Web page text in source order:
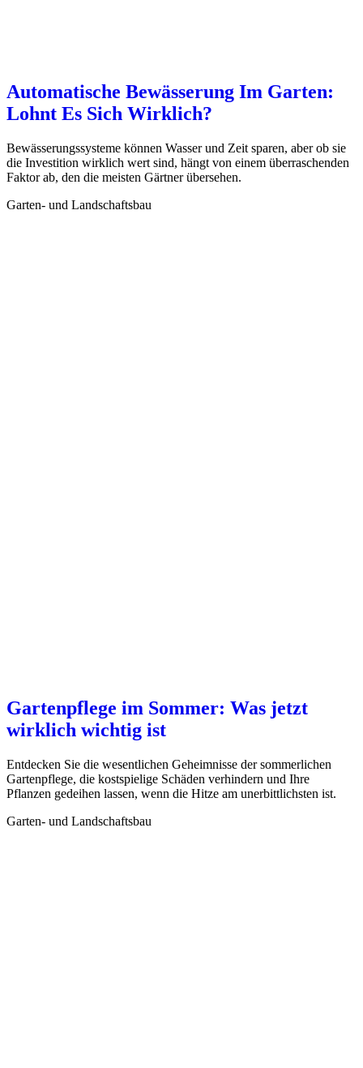
Automatische Bewässerung Im Garten:
Lohnt Es Sich Wirklich?
Bewässerungssysteme können Wasser und Zeit sparen, aber ob sie
die Investition wirklich wert sind, hängt von einem überraschenden
Faktor ab, den die meisten Gärtner übersehen.
Garten- und Landschaftsbau
Gartenpflege im Sommer: Was jetzt
wirklich wichtig ist
Entdecken Sie die wesentlichen Geheimnisse der sommerlichen
Gartenpflege, die kostspielige Schäden verhindern und Ihre
Pflanzen gedeihen lassen, wenn die Hitze am unerbittlichsten ist.
Garten- und Landschaftsbau